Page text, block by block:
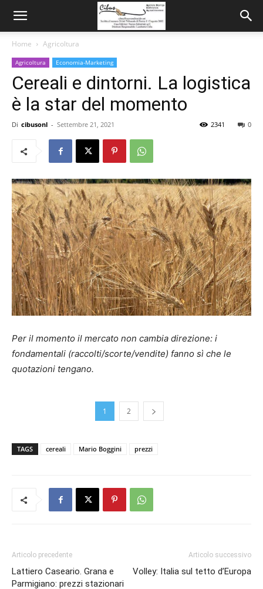
Home Agricoltura
Agricoltura Economia-Marketing
Cereali e dintorni. La logistica
è la star del momento
Di cibusonl - Settembre 21, 2021 0
2341
Per il momento il mercato non cambia direzione: i
fondamentali (raccolti/scorte/vendite) fanno sì che le
quotazioni tengano.
1 2
TAGS cereali Mario Boggini prezzi
Articolo precedente
Lattiero Caseario. Grana e
Parmigiano: prezzi stazionari
Articolo successivo
Volley: Italia sul tetto d’Europa